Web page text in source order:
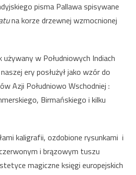
pisma Pallawa spisywane
na korze drzewnej wzmocnionej
w Południowych Indiach
ery posłużył jako wzór do
Azji Południowo Wschodniej :
Birmańskiego i kilku
kaligrafii, ozdobione rysunkami i
i brązowym tuszu
magiczne księgi europejskich